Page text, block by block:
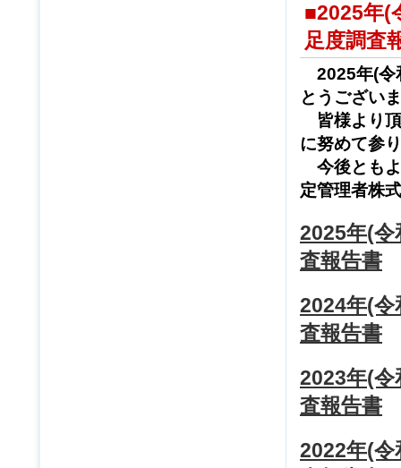
■2025年(
足度調査
2025年(令
とうござい
皆様より頂
に努めて参
今後
定管理者株
2025年(
査報告書
2024年(
査報告書
2023年(
査報告書
2022年(